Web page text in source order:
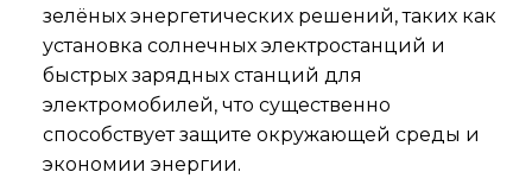
зелёных энергетических решений, таких как
установка солнечных электростанций и
быстрых зарядных станций для
электромобилей, что существенно
способствует защите окружающей среды и
экономии энергии.